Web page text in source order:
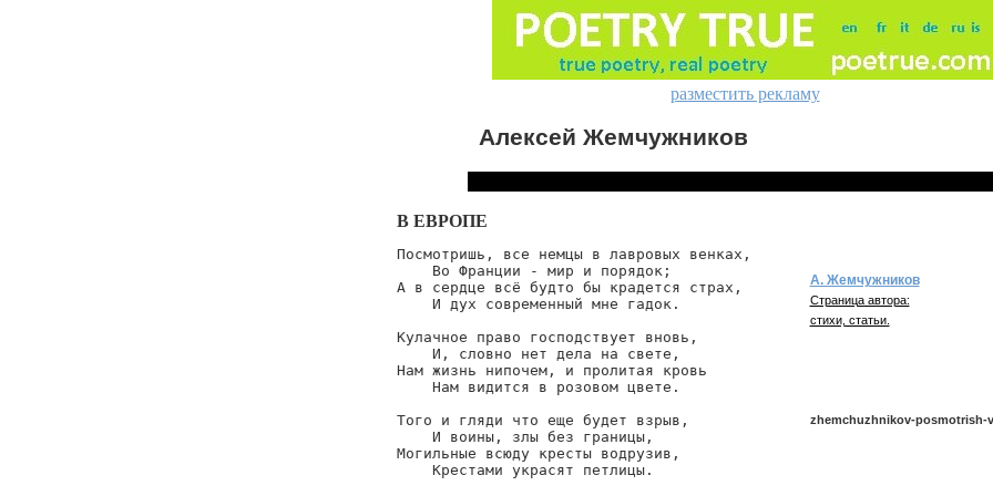
разместить рекламу
Алексей Жемчужников
В ЕВРОПЕ
Посмотришь, все немцы в лавровых венках,
    Во Франции - мир и порядок;
А в сердце всё будто бы крадется страх,
    И дух современный мне гадок.
Кулачное право господствует вновь,
    И, словно нет дела на свете,
Нам жизнь нипочем, и пролитая кровь
    Нам видится в розовом цвете.
Того и гляди что еще будет взрыв,
    И воины, злы без границы,
Могильные всюду кресты водрузив,
    Крестами украсят петлицы.
А. Жемчужников
Страница автора:
стихи, статьи.
zhemchuzhnikov-posmotrish-